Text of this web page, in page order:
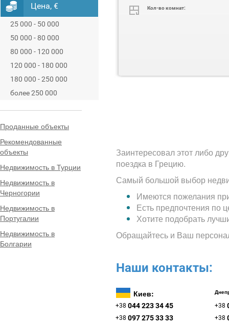
Цена, €
25 000 - 50 000
50 000 - 80 000
80 000 - 120 000
120 000 - 180 000
180 000 - 250 000
более 250 000
Проданные объекты
Рекомендованные
объекты
Недвижимость в Турции
Недвижимость в
Черногории
Недвижимость в
Португалии
Недвижимость в
Болгарии
Кол-во комнат:
Заинтересовал этот либо
поездка в Грецию.
Самый большой выбор
Имеются пожелания
Есть предпочтения по
Хотите подобрать
Обращайтесь и Ваш
Наши контакты:
Киев:
+38 044 223 34 45 +38
+38 097 275 33 33 +38